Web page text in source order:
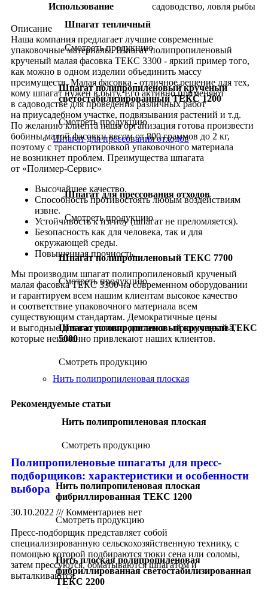
Шпагат тепличный
Смотреть продукцию
Шпагат полипропиленовый крученый
светостабилизированный ТЕКС 1200
Смотреть продукцию
Шпагат для прессования отходов
Шпагат для прессования отходов
Смотреть продукцию
Шпагат полипропиленовый ТЕКС 7700
Смотреть продукцию
Шпагат полипропиленовый крученый ТЕКС
5000
Смотреть продукцию
Нить полипропиленовая плоская
Нить полипропиленовая плоская
Смотреть продукцию
Нить полипропиленовая плоская
фибриллированная ТЕКС 1200
Смотреть продукцию
Нить плоская полипропиленовая
фибриллированная светостабилизированная
ТЕКС 2200
Использование садоводство, ловля рыбы
Описание
Наша компания предлагает лучшие современные
упаковочные материалы. Шпагат полипропиленовый
крученый малая фасовка ТЕКС 3300 - яркий пример того,
как можно в одном изделии объединить массу
преимуществ. Малая фасовка - отличное решение для тех,
кому шпагат нужен в быту. Его активно применяют
в садоводстве для проведения различных работ
на приусадебном участке, подвязывания растений и т.д.
По желанию клиента наша организация готова произвести
бобины малой фасовки весом от 800 граммов до 2 кг,
поэтому с транспортировкой упаковочного материала
не возникнет проблем. Преимущества шпагата
от «Полимер-Сервис»
Высочайшее качество.
Способность противостоять любым воздействиям
извне.
Устойчивость к изгибу (шпагат не преломляется).
Безопасность как для человека, так и для
окружающей среды.
Повышенная прочность.
Мы производим шпагат полипропиленовый крученый
малая фасовка ТЕКС 3300 на современном оборудовании
и гарантируем всем нашим клиентам высокое качество
и соответствие упаковочного материала всем
существующим стандартам. Демократичные цены
и выгодные для вас условия доставки - преимущества,
которые неизменно привлекают наших клиентов.
Рекомендуемые статьи
Полипропиленовые шпагаты для пресс-
подборщиков: характеристики и особенности
выбора
30.10.2022
Комментариев нет
Пресс-подборщик представляет собой
специализированную сельскохозяйственную технику, с
помощью которой подбираются тюки сена или соломы,
затем прессуются, обматываются шпагатом и
выталкиваются.